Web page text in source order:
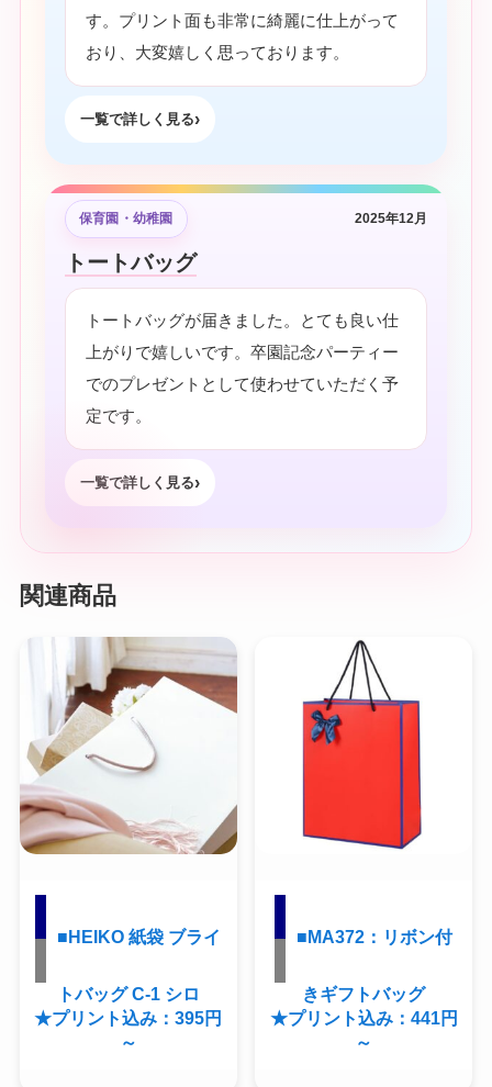
す。プリント面も非常に綺麗に仕上がって
おり、大変嬉しく思っております。
一覧で詳しく見る
保育園・幼稚園 2025年12月
トートバッグ
トートバッグが届きました。とても良い仕
上がりで嬉しいです。卒園記念パーティー
でのプレゼントとして使わせていただく予
定です。
一覧で詳しく見る
関連商品
■HEIKO 紙袋 ブライ
トバッグ C-1 シロ
★プリント込み：395円
～
■MA372：リボン付
きギフトバッグ
★プリント込み：441円
～